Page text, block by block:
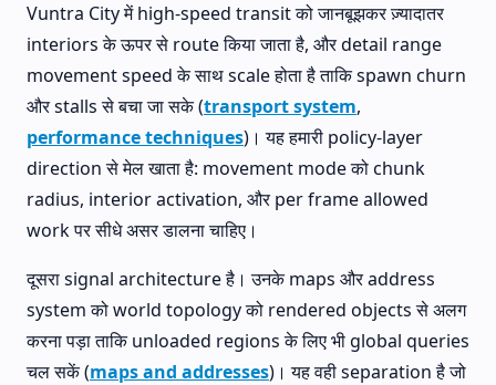
Vuntra City में high-speed transit को जानबूझकर ज़्यादातर
interiors के ऊपर से route किया जाता है, और detail range
movement speed के साथ scale होता है ताकि spawn churn
और stalls से बचा जा सके (transport system,
performance techniques)। यह हमारी policy-layer
direction से मेल खाता है: movement mode को chunk
radius, interior activation, और per frame allowed
work पर सीधे असर डालना चाहिए।
दूसरा signal architecture है। उनके maps और address
system को world topology को rendered objects से अलग
करना पड़ा ताकि unloaded regions के लिए भी global queries
चल सकें (maps and addresses)। यह वही separation है जो